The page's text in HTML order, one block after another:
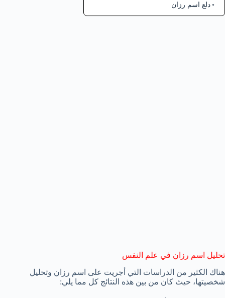
دلع اسم رزان
تحليل اسم رزان في علم النفس
هناك الكثير من الدراسات التي أجريت على اسم رزان وتحليل
شخصيتها، حيث كان من بين هذه النتائج كل مما يلي: